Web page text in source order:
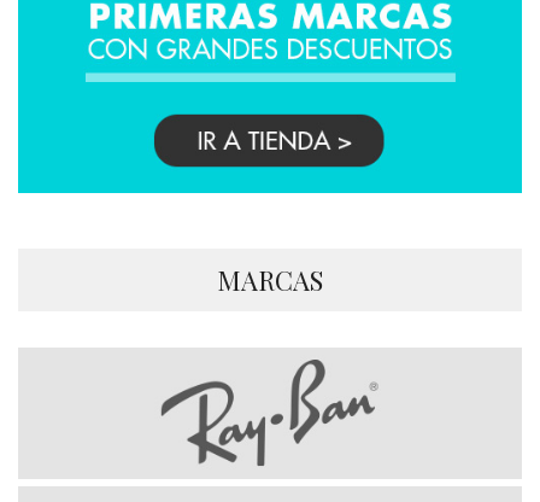
MARCAS